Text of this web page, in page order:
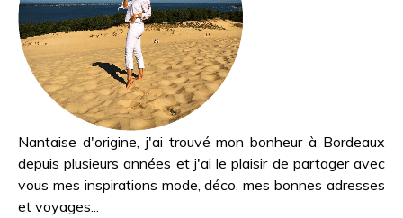
Nantaise d'origine, j'ai trouvé mon bonheur à Bordeaux
depuis plusieurs années et j'ai le plaisir de partager avec
vous mes inspirations mode, déco, mes bonnes adresses
et voyages...